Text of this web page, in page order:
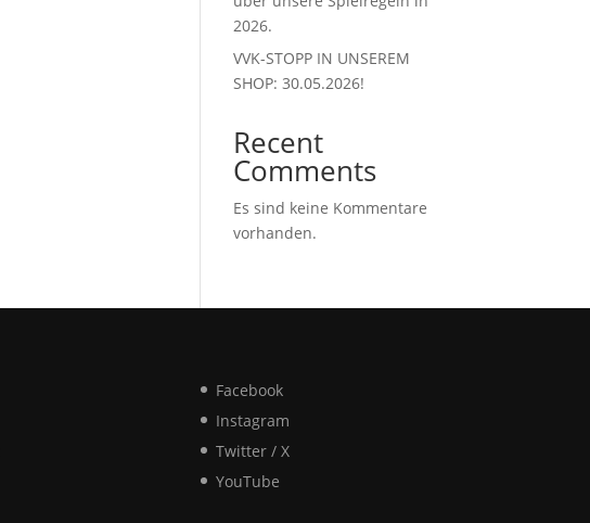
2026.
VVK-STOPP IN UNSEREM
SHOP: 30.05.2026!
Recent
Comments
Es sind keine Kommentare
vorhanden.
Facebook
Instagram
Twitter / X
YouTube